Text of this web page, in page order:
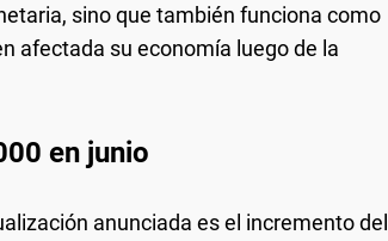
sino que también funciona como
afectada su economía luego de la
en junio
anunciada es el incremento del